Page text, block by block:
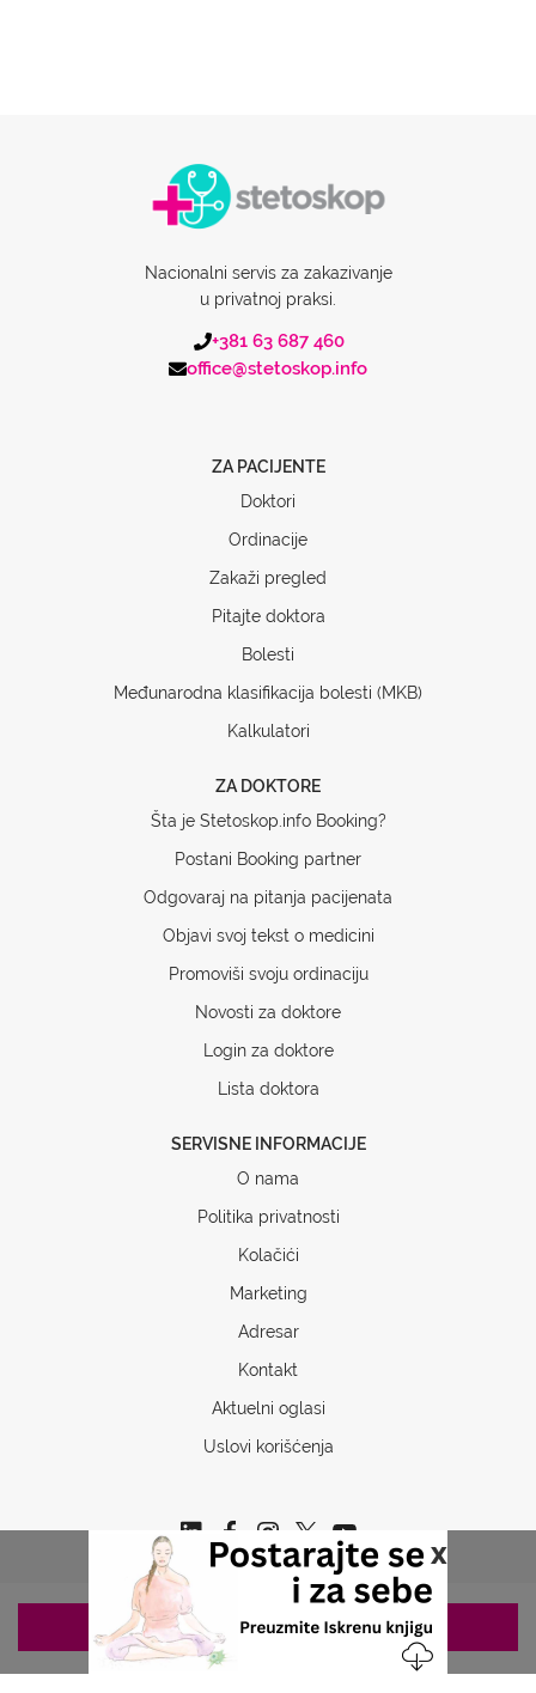
x
Nacionalni servis za zakazivanje
u privatnoj praksi.
+381 63 687 460
office@stetoskop.info
ZA PACIJENTE
Doktori
Ordinacije
Zakaži pregled
Pitajte doktora
Bolesti
Međunarodna klasifikacija bolesti (MKB)
Kalkulatori
ZA DOKTORE
Šta je Stetoskop.info Booking?
Postani Booking partner
Odgovaraj na pitanja pacijenata
Objavi svoj tekst o medicini
Promoviši svoju ordinaciju
Novosti za doktore
Login za doktore
Lista doktora
SERVISNE INFORMACIJE
O nama
Politika privatnosti
Kolačići
Marketing
Adresar
Kontakt
Aktuelni oglasi
Uslovi korišćenja
Copyrights © 2026 Sva prava www.stetoskop.info
ZAKAZIVANJE 063/687-460